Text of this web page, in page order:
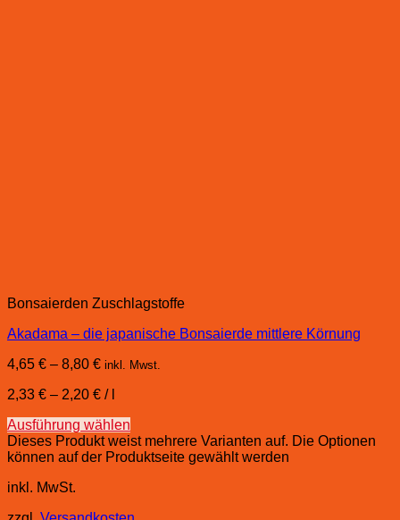
Bonsaierden Zuschlagstoffe
Akadama – die japanische Bonsaierde mittlere Körnung
4,65 € – 8,80 € inkl. Mwst.
2,33 € – 2,20 € /
Ausführung wählen
Dieses Produkt weist mehrere Varianten auf. Die Optionen
können auf der Produktseite gewählt werden
inkl. MwSt.